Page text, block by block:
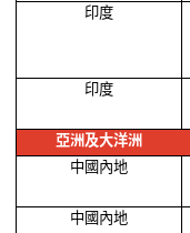
印度
印度
亞洲及大洋洲
中國內地
中國內地